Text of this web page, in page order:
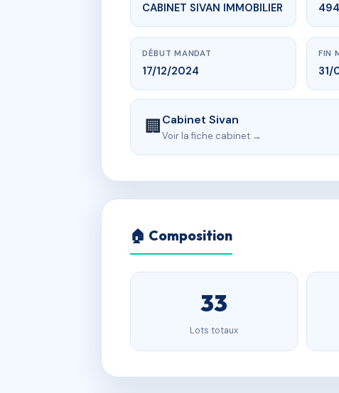
CABINET SIVAN IMMOBILIER
DÉBUT MANDAT
17/12/2024
FIN
31/
🏢Cabinet Sivan
Voir la fiche cabinet →
🏠 Composition
33
Lots totaux